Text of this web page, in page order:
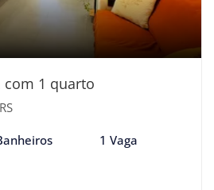
com 1 quarto
1 Vaga